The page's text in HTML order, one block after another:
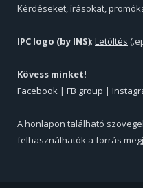
Kérdéseket, írásokat,
IPC logo (by INS): Letöltés
Kövess minket!
Facebook | FB group |
A honlapon található
felhasználhatók a forrás